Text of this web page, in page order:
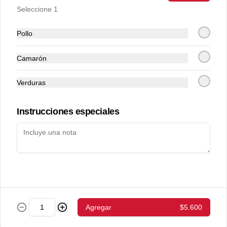
Ebi Abokado Chiizu env.Salmón (28).
setto1 (15 pzs)
Bebestibles
Seleccione 1
Pollo
Camarón
Verduras
Instrucciones especiales
Agregar $5.600